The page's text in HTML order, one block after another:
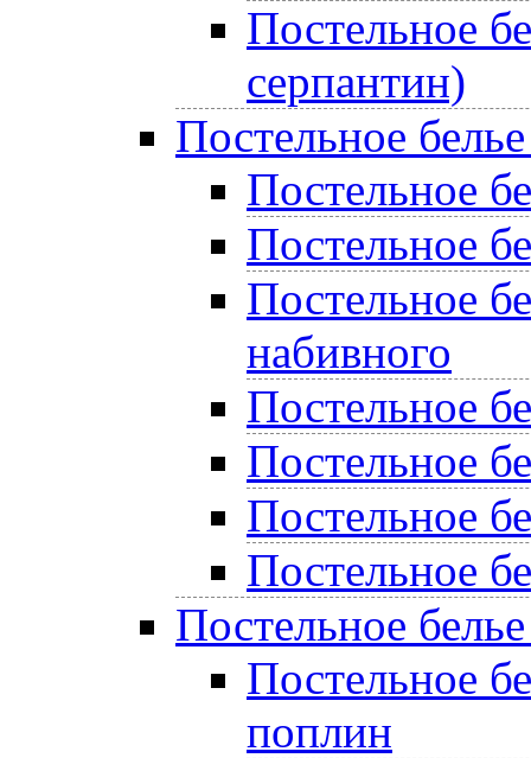
Постельное
серпантин)
Постельное
Постельное
Постельное
Постельное
набивного
Постельное
Постельное
Постельное
Постельное
Постельное
Постельное
поплин